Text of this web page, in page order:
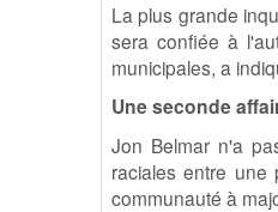
La plus grande
sera confiée à
municipales, a
Une seconde
Jon Belmar n'a
raciales entre une
communauté à